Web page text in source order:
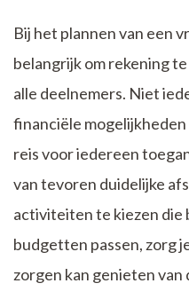
Bij het plannen van een
belangrijk om rekening
alle deelnemers. Niet
financiële
reis voor iedereen
van tevoren duidelijke
activiteiten te kiezen die
budgetten passen, zorg
zorgen kan genieten